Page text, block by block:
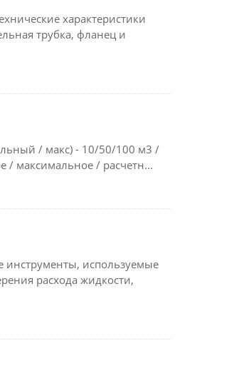
характеристики
трубка, фланец и
/ макс) - 10/50/100 м3 /
/ максимальное / расчетн...
инструменты, используемые
расхода жидкости,